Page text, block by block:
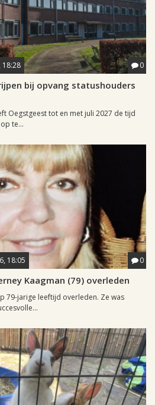
18:28 0
bij opvang statushouders
Oegstgeest tot en met juli 2027 de tijd
te...
18:05 0
Kaagman (79) overleden
79-jarige leeftijd overleden. Ze was